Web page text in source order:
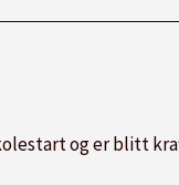
start og er blitt